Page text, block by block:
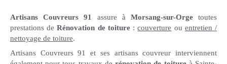
Artisans Couvreurs 91 assure à Morsang-sur-Orgetoutes
prestations deRénovation de toiture:couverture ou entretien /
nettoyage de toiture.
Artisans Couvreurs 91 et ses artisans couvreur interviennent